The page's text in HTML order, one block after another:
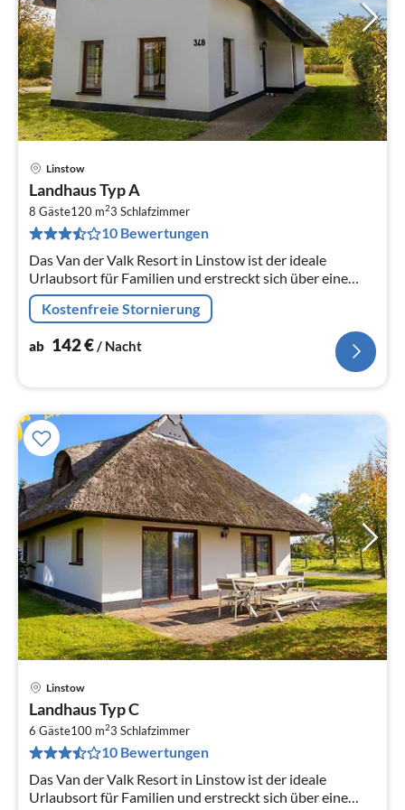
Linstow
Landhaus Typ A
8 Gäste120 m23 Schlafzimmer
10 Bewertungen
Das Van der Valk Resort in Linstow ist der ideale
Urlaubsort für Familien und erstreckt sich über eine
weitläufige, malerische Landschaft mit 400
verschiedenen Ferienhäusern und...
Kostenfreie Stornierung
ab 142€/ Nacht
Linstow
Landhaus Typ C
6 Gäste100 m23 Schlafzimmer
10 Bewertungen
Das Van der Valk Resort in Linstow ist der ideale
Urlaubsort für Familien und erstreckt sich über eine